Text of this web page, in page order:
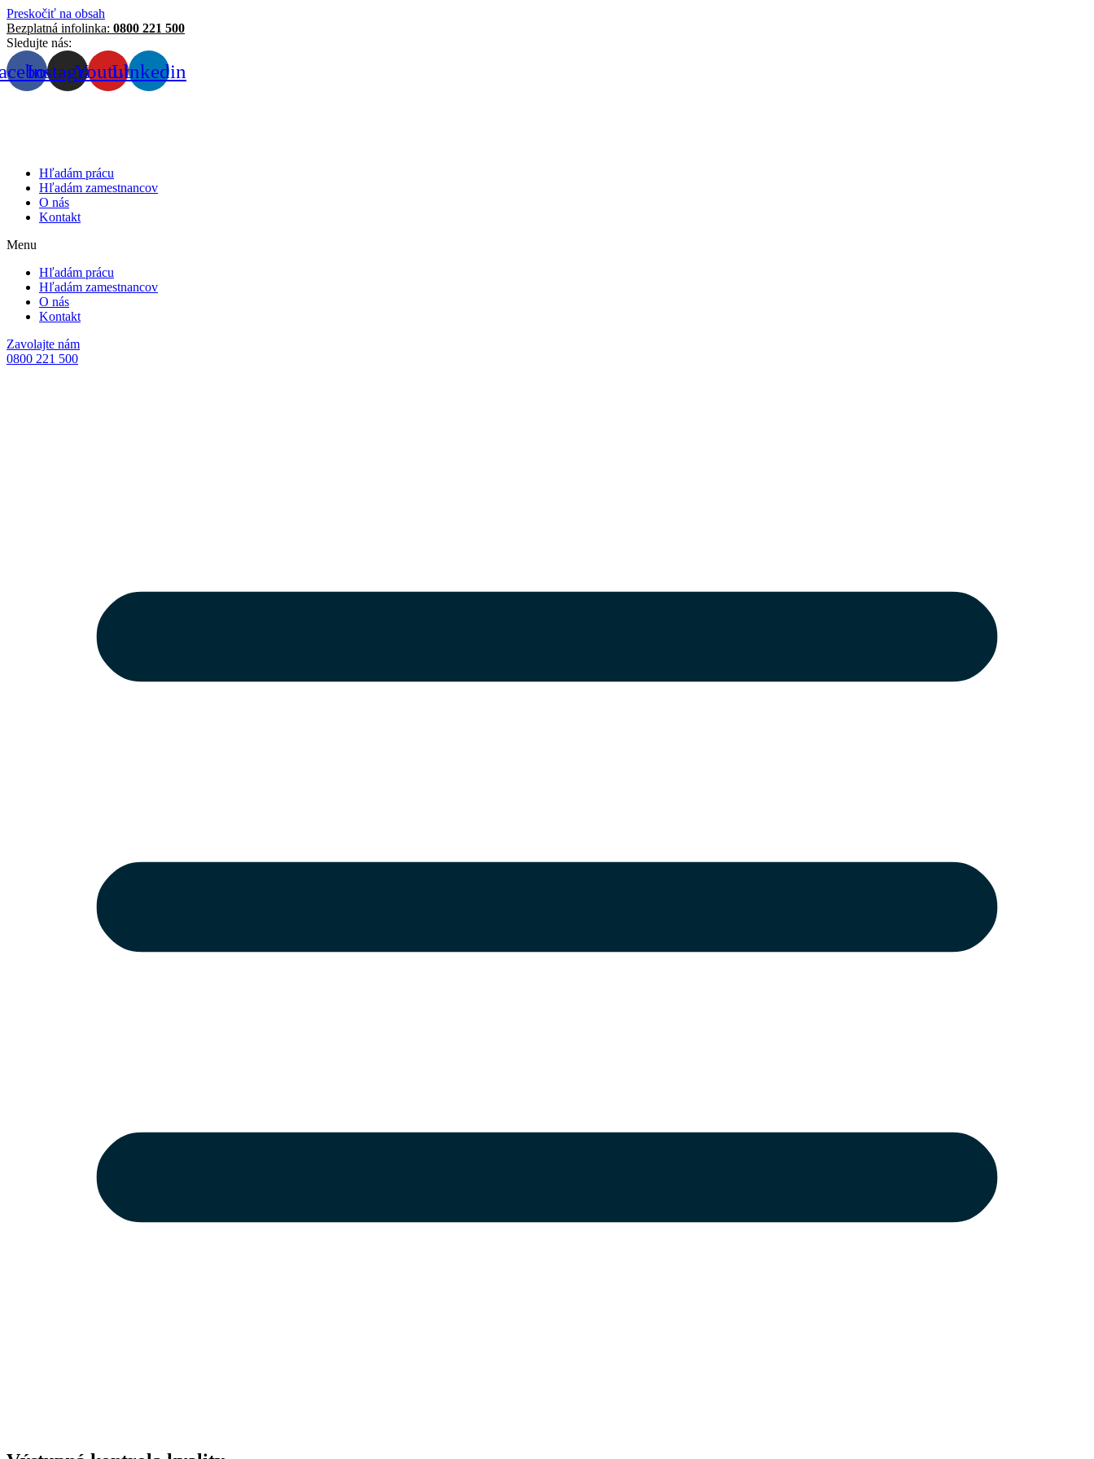
Preskočiť na obsah
Bezplatná infolinka: 0800 221 500
Sledujte nás:
InstagramYoutubeLinkedin
Hľadám prácu
Hľadám zamestnancov
O nás
Kontakt
Menu
Hľadám prácu
Hľadám zamestnancov
O nás
Kontakt
Zavolajte nám
0800 221 500